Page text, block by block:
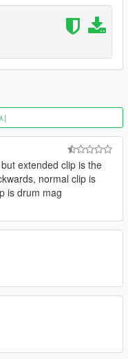
extended clip is the
normal clip is
is drum mag